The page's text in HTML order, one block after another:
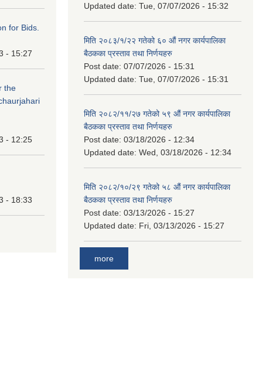
for Bids.
- 15:27
the
- 12:25
- 18:33
Updated date: Tue, 07/07/2026 - 15:32
मिति २०८३/१/२२ गतेको ६० औं नगर कार्यपालिका
बैठकका प्रस्ताव तथा निर्णयहरु
Post date: 07/07/2026 - 15:31
Updated date: Tue, 07/07/2026 - 15:31
मिति २०८२/११/२७ गतेको ५९ औं नगर कार्यपालिका
बैठकका प्रस्ताव तथा निर्णयहरु
Post date: 03/18/2026 - 12:34
Updated date: Wed, 03/18/2026 - 12:34
मिति २०८२/१०/२९ गतेको ५८ औं नगर कार्यपालिका
बैठकका प्रस्ताव तथा निर्णयहरु
Post date: 03/13/2026 - 15:27
Updated date: Fri, 03/13/2026 - 15:27
more